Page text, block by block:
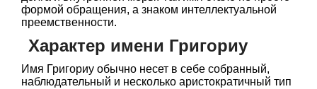
формой обращения, а знаком интеллектуальной
преемственности.
Характер имени Григориу
Имя Григориу обычно несет в себе собранный,
наблюдательный и несколько аристократичный тип